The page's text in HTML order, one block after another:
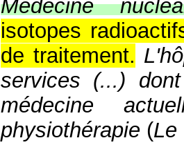
Médecine
isotopes
de traitement.
services (...)
médecine
physiothérapie (Le